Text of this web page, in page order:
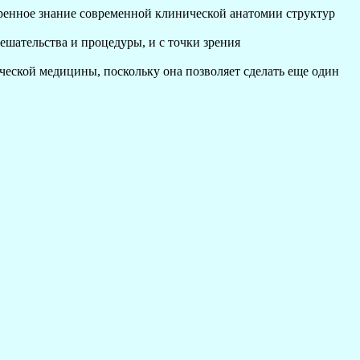
знание современной клинической анатомии структур
и процедуры, и с точки зрения
медицины, поскольку она позволяет сделать еще один